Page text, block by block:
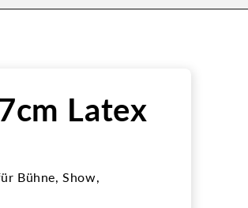
Latex
Bühne, Show,